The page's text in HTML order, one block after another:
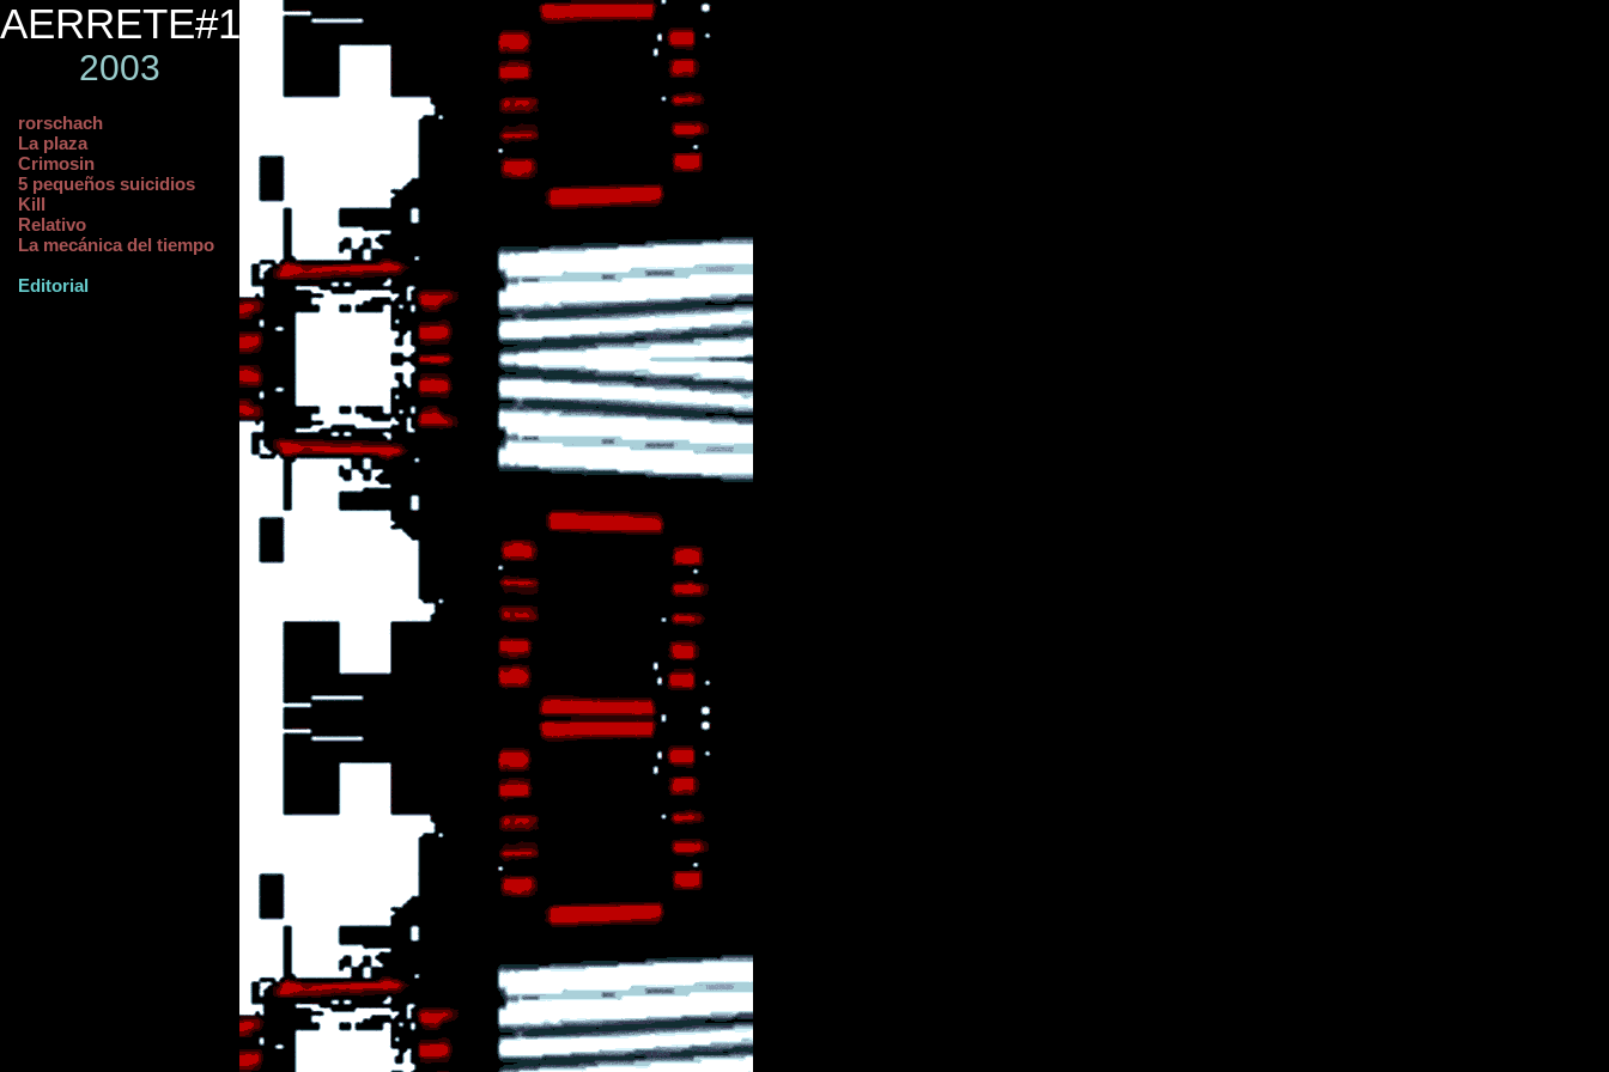
AERRETE#1
2003
rorschach
La plaza
Crimosin
5 pequeños suicidios
Kill
Relativo
La mecánica del tiempo
Editorial